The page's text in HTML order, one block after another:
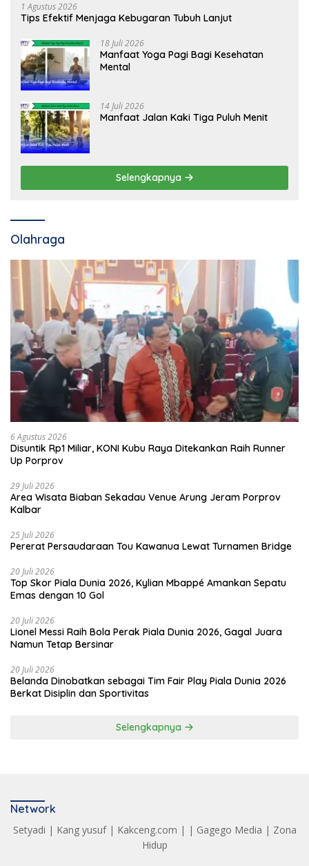
1 Agustus 2026
Tips Efektif Menjaga Kebugaran Tubuh Lanjut
18 Juli 2026
Manfaat Yoga Pagi Bagi Kesehatan
Mental
14 Juli 2026
Manfaat Jalan Kaki Tiga Puluh Menit
Selengkapnya
Olahraga
6 Agustus 2026
Disuntik Rp1 Miliar, KONI Kubu Raya Ditekankan Raih Runner
Up Porprov
29 Juli 2026
Area Wisata Biaban Sekadau Venue Arung Jeram Porprov
Kalbar
25 Juli 2026
Pererat Persaudaraan Tou Kawanua Lewat Turnamen Bridge
20 Juli 2026
Top Skor Piala Dunia 2026, Kylian Mbappé Amankan Sepatu
Emas dengan 10 Gol
20 Juli 2026
Lionel Messi Raih Bola Perak Piala Dunia 2026, Gagal Juara
Namun Tetap Bersinar
20 Juli 2026
Belanda Dinobatkan sebagai Tim Fair Play Piala Dunia 2026
Berkat Disiplin dan Sportivitas
Selengkapnya
Network
Setyadi | Kang yusuf| Kakceng.com | | Gagego Media | Zona
Hidup